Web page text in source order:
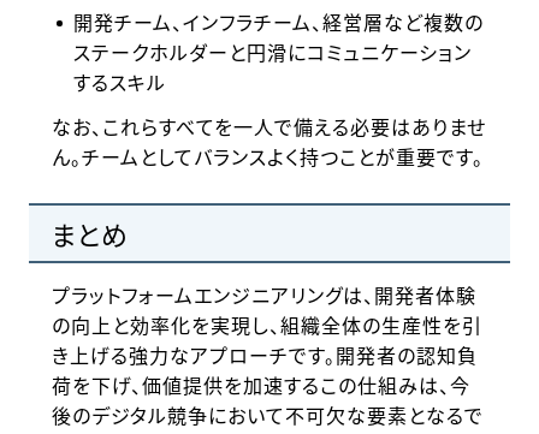
開発チーム、インフラチーム、経営層など複数の
ステークホルダーと円滑にコミュニケーション
するスキル
なお、これらすべてを一人で備える必要はありませ
ん。チームとしてバランスよく持つことが重要です。
まとめ
プラットフォームエンジニアリングは、開発者体験
の向上と効率化を実現し、組織全体の生産性を引
き上げる強力なアプローチです。開発者の認知負
荷を下げ、価値提供を加速するこの仕組みは、今
後のデジタル競争において不可欠な要素となるで